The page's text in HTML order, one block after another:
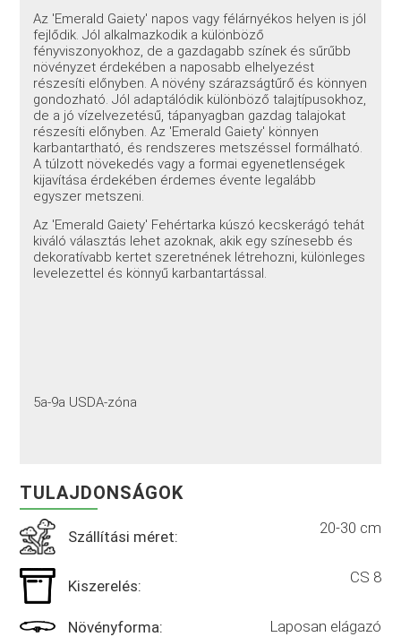
Az 'Emerald Gaiety' napos vagy félárnyékos helyen is jól
fejlődik. Jól alkalmazkodik a különböző
fényviszonyokhoz, de a gazdagabb színek és sűrűbb
növényzet érdekében a naposabb elhelyezést
részesíti előnyben. A növény szárazságtűrő és könnyen
gondozható. Jól adaptálódik különböző talajtípusokhoz,
de a jó vízelvezetésű, tápanyagban gazdag talajokat
részesíti előnyben. Az 'Emerald Gaiety' könnyen
karbantartható, és rendszeres metszéssel formálható.
A túlzott növekedés vagy a formai egyenetlenségek
kijavítása érdekében érdemes évente legalább
egyszer metszeni.
Az 'Emerald Gaiety' Fehértarka kúszó kecskerágó tehát
kiváló választás lehet azoknak, akik egy színesebb és
dekoratívabb kertet szeretnének létrehozni, különleges
levelezettel és könnyű karbantartással.
5a-9a USDA-zóna
TULAJDONSÁGOK
Szállítási méret: 20-30 cm
Kiszerelés: CS 8
Növényforma: Laposan elágazó